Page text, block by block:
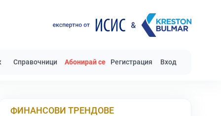
Справочници Абонирай се Регистрация Вход
ФИНАНСОВИ ТРЕНДОВЕ